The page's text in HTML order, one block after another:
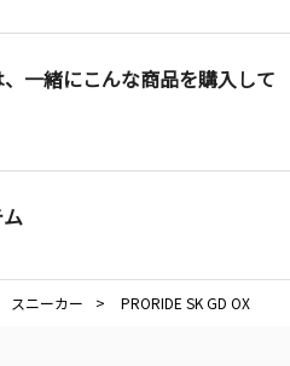
一緒にこんな商品を購入して
スニーカー > PRORIDE SK GD OX